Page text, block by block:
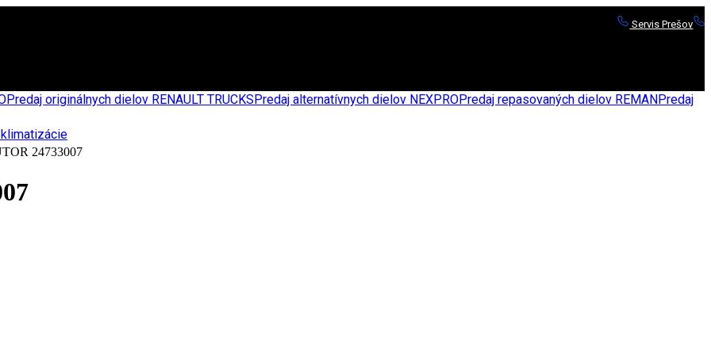
Servis Prešov
Predaj originálnych dielov RENAULT TRUCKSPredaj alternatívnych dielov NEXPROPredaj repasovaných dielov REMANPredaj
24733007